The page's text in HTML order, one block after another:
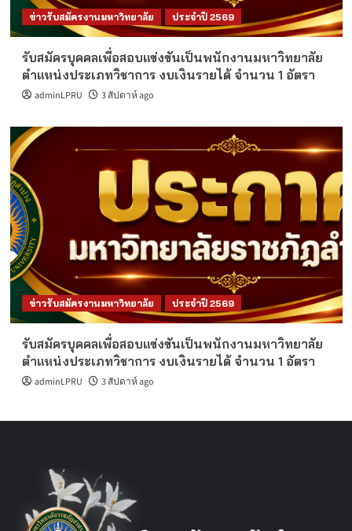
ข่าวรับสมัครงานมหาวิทยาลัย ประจำปี 2569
รับสมัครบุคคลเพื่อสอบแข่งขันเป็นพนักงานมหาวิทยาลัย
ตำแหน่งประเภทวิชาการ งบเงินรายได้ จำนวน 1 อัตรา
adminLPRU 3 สัปดาห์ ago
ข่าวรับสมัครงานมหาวิทยาลัย ประจำปี 2569
รับสมัครบุคคลเพื่อสอบแข่งขันเป็นพนักงานมหาวิทยาลัย
ตำแหน่งประเภทวิชาการ งบเงินรายได้ จำนวน 1 อัตรา
adminLPRU 3 สัปดาห์ ago